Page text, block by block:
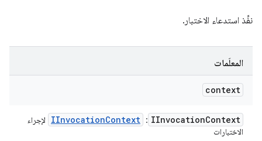
نفِّذ استدعاء الاختبار.
المعلَمات
context
IInvocationContext
:
IInvocationContext
لإجراء
الاختبارات